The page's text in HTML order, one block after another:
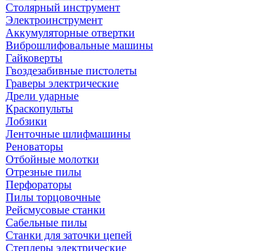
Столярный инструмент
Электроинструмент
Аккумуляторные отвертки
Виброшлифовальные машины
Гайковерты
Гвоздезабивные пистолеты
Граверы электрические
Дрели ударные
Краскопульты
Лобзики
Ленточные шлифмашины
Реноваторы
Отбойные молотки
Отрезные пилы
Перфораторы
Пилы торцовочные
Рейсмусовые станки
Сабельные пилы
Станки для заточки цепей
Степлеры электрические